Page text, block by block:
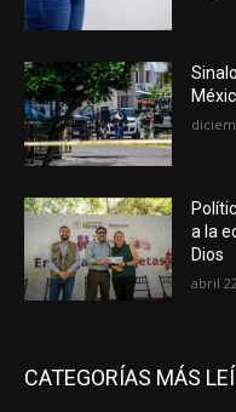
a la
Dios
abril
CATEGORÍAS MÁS